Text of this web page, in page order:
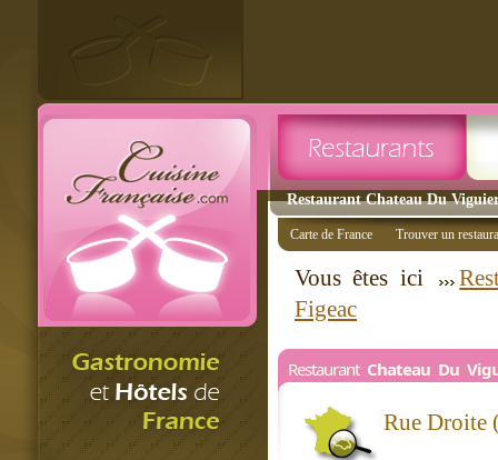
Restaurant Chateau Du
Carte de France Trouver un
Vous êtes ici
Figeac
Restaurant Chateau Du
Rue Droite